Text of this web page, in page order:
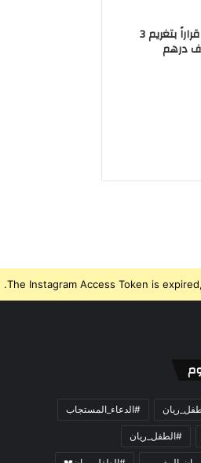
‏”قضاء أبوظبي” تصدر قراراً بتغريم 3
The Instagram Access Token is
#الدعاء_المستجاب
#الطفل_ريان